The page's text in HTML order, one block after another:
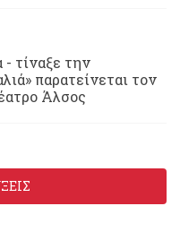
τίναξε την
παρατείνεται τον
Άλσος